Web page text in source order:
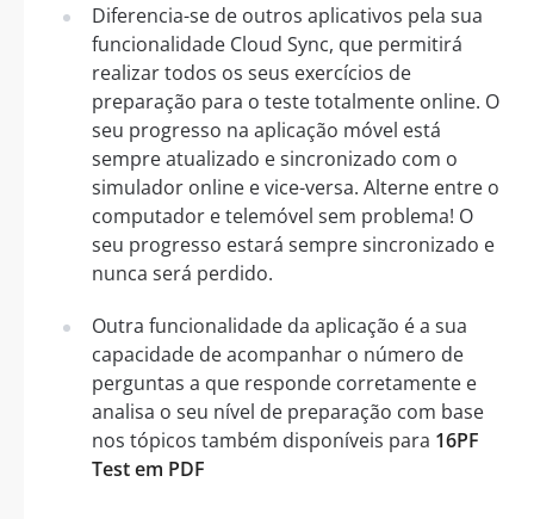
Diferencia-se de outros aplicativos pela sua
funcionalidade Cloud Sync, que permitirá
realizar todos os seus exercícios de
preparação para o teste totalmente online. O
seu progresso na aplicação móvel está
sempre atualizado e sincronizado com o
simulador online e vice-versa. Alterne entre o
computador e telemóvel sem problema! O
seu progresso estará sempre sincronizado e
nunca será perdido.
Outra funcionalidade da aplicação é a sua
capacidade de acompanhar o número de
perguntas a que responde corretamente e
analisa o seu nível de preparação com base
nos tópicos também disponíveis para 16PF
Test em PDF